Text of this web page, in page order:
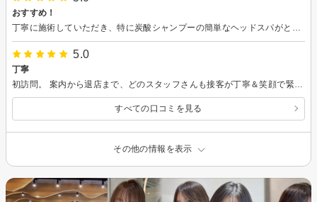
おすすめ！
5.0
丁寧
すべての口コミを見る
その他の情報を表示